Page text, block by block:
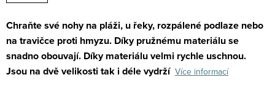
Chraňte své nohy na pláži, u řeky, rozpálené podlaze nebo
na travičce proti hmyzu. Díky pružnému materiálu se
snadno obouvají. Díky materiálu velmi rychle uschnou.
Jsou na dvě velikosti tak i déle vydrží Více informací